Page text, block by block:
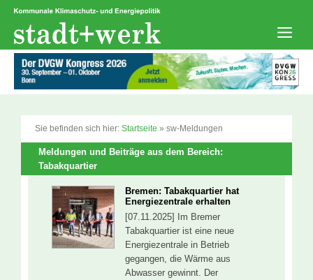
Zum
springen
Sie befinden sich hier: Startseite » sw-Meldungen
Meldungen und Beiträge aus dem Bereich:
Tabakquartier
Bremen: Tabakquartier hat
Energiezentrale erhalten
[07.11.2025] Im Bremer
Tabakquartier ist eine neue
Energiezentrale in Betrieb
gegangen, die Wärme aus
Abwasser gewinnt. Der